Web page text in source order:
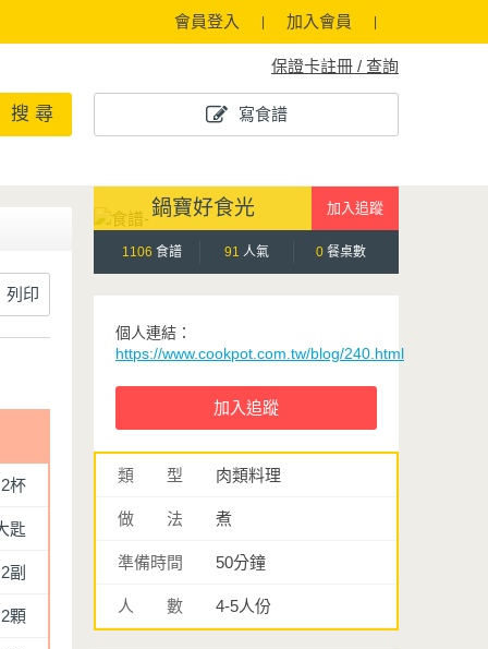
會員登入 加入會員
保證卡註冊 / 查詢
寫食譜
搜 尋
列印
2杯
匙
2副
2顆
鍋寶好食光
1106 食譜 91 人氣 0 餐桌數
個人連結：
https://www.cookpot.com.tw/blog/240.html
類 型 肉類料理
做 法 煮
準備時間 50分鐘
人 數 4-5人份